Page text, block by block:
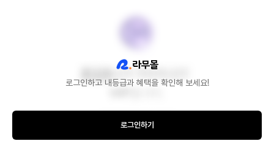
로그인하고 내등급과 혜택을 확인해 보세요!
로그인하기